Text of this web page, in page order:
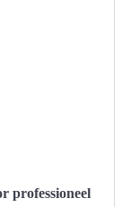
professioneel